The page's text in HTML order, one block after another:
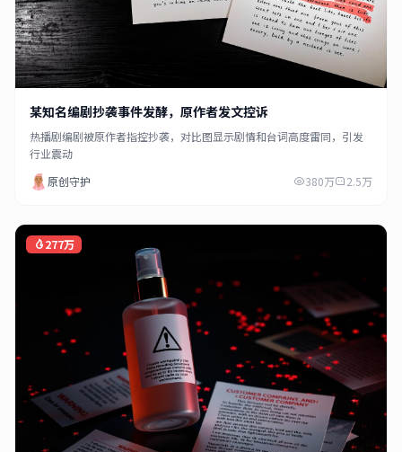
某知名编剧抄袭事件发酵，原作者发文控诉
热播剧编剧被原作者指控抄袭，对比图显示剧情和台词高度雷同，引发
行业震动
原创守护
380万 2.5万
277万